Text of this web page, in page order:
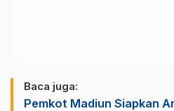
Baca juga:
Pemkot Madiun Siapkan